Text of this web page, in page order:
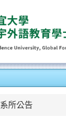
系所公告